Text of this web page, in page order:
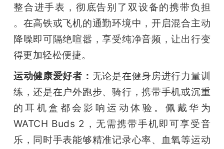
整合进手表，彻底告别了双设备的携带负担
。在高铁或飞机的通勤环境中，开启混合主动
降噪即可隔绝喧嚣，享受纯净音频，让出行变
得更加轻松便捷。
运动健康爱好者： 无论是在健身房进行力量训
练，还是在户外跑步、骑行，携带手机或沉重
的耳机盒都会影响运动体验。佩戴华为
WATCH Buds 2，无需携带手机即可享受音
乐，同时手表能够精准记录心率、血氧等运动